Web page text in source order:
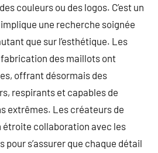
couleurs ou des logos. C’est un
une recherche soignée
que sur l’esthétique. Les
des maillots ont
offrant désormais des
respirants et capables de
extrêmes. Les créateurs de
collaboration avec les
pour s’assurer que chaque détail